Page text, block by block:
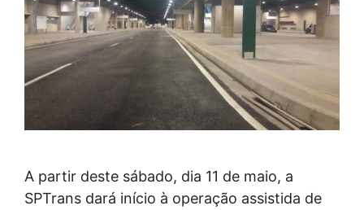
A partir deste sábado, dia 11 de maio, a
SPTrans dará início à operação assistida de